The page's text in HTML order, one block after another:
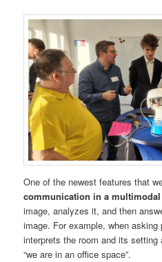
One of the newest features that
communication in a
image, analyzes it, and then
image. For example, when asking
interprets the room and its
“we are in an office space”.